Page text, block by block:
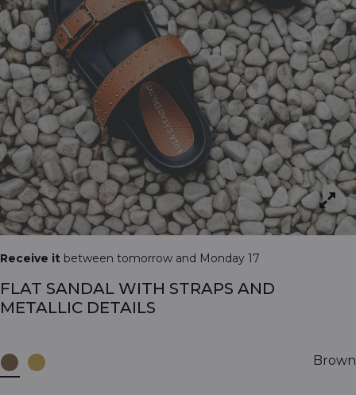
Receive it between tomorrow and Monday 17
FLAT SANDAL WITH STRAPS AND
METALLIC DETAILS
Brown